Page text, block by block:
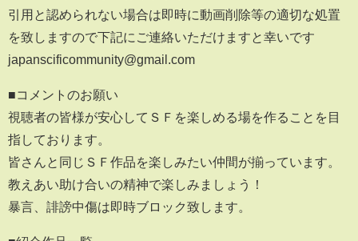
引用と認められない場合は即時に動画削除等の適切な処置
を致しますので下記にご連絡いただけますと幸いです
japanscificommunity@gmail.com
■コメントのお願い
視聴者の皆様が安心してＳＦを楽しめる場を作ることを目
指しております。
皆さんと同じＳＦ作品を楽しみたい仲間が揃っています。
教えあい助け合いの精神で楽しみましょう！
暴言、誹謗中傷は即時ブロック致します。